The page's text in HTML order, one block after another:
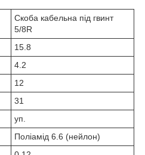
Скоба кабельна під гвинт
5/8R
15.8
4.2
12
31
уп.
Поліамід 6.6 (нейлон)